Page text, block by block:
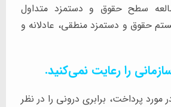
سطح حقوق و دستمزد متداول
حقوق و دستمزد منطقی، عادلانه و
پرداخت، برابری درونی را در نظر